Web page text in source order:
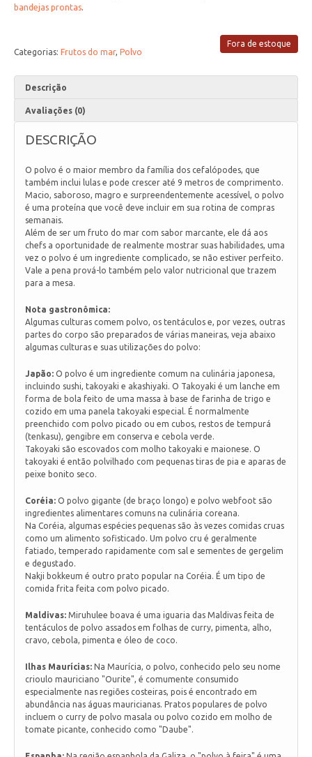
bandejas prontas.
Fora de estoque
Categorias: Frutos do mar, Polvo
Descrição
Avaliações (0)
DESCRIÇÃO
O polvo é o maior membro da família dos cefalópodes, que
também inclui lulas e pode crescer até 9 metros de comprimento.
Macio, saboroso, magro e surpreendentemente acessível, o polvo
é uma proteína que você deve incluir em sua rotina de compras
semanais.
Além de ser um fruto do mar com sabor marcante, ele dá aos
chefs a oportunidade de realmente mostrar suas habilidades, uma
vez o polvo é um ingrediente complicado, se não estiver perfeito.
Vale a pena prová-lo também pelo valor nutricional que trazem
para a mesa.
Nota gastronômica:
Algumas culturas comem polvo, os tentáculos e, por vezes, outras
partes do corpo são preparados de várias maneiras, veja abaixo
algumas culturas e suas utilizações do polvo:
Japão: O polvo é um ingrediente comum na culinária japonesa,
incluindo sushi, takoyaki e akashiyaki. O Takoyaki é um lanche em
forma de bola feito de uma massa à base de farinha de trigo e
cozido em uma panela takoyaki especial. É normalmente
preenchido com polvo picado ou em cubos, restos de tempurá
(tenkasu), gengibre em conserva e cebola verde.
Takoyaki são escovados com molho takoyaki e maionese. O
takoyaki é então polvilhado com pequenas tiras de pia e aparas de
peixe bonito seco.
Coréia: O polvo gigante (de braço longo) e polvo webfoot são
ingredientes alimentares comuns na culinária coreana.
Na Coréia, algumas espécies pequenas são às vezes comidas cruas
como um alimento sofisticado. Um polvo cru é geralmente
fatiado, temperado rapidamente com sal e sementes de gergelim
e degustado.
Nakji bokkeum é outro prato popular na Coréia. É um tipo de
comida frita feita com polvo picado.
Maldivas: Miruhulee boava é uma iguaria das Maldivas feita de
tentáculos de polvo assados em folhas de curry, pimenta, alho,
cravo, cebola, pimenta e óleo de coco.
Ilhas Maurícias: Na Maurícia, o polvo, conhecido pelo seu nome
crioulo mauriciano "Ourite", é comumente consumido
especialmente nas regiões costeiras, pois é encontrado em
abundância nas águas mauricianas. Pratos populares de polvo
incluem o curry de polvo masala ou polvo cozido em molho de
tomate picante, conhecido como "Daube".